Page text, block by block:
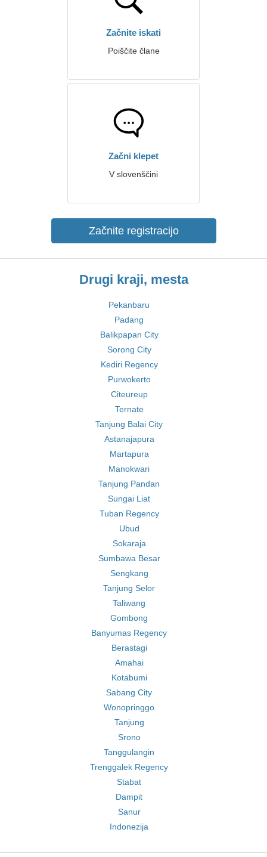
Začnite iskati
Poiščite člane
Začni klepet
V slovenščini
Začnite registracijo
Drugi kraji, mesta
Pekanbaru
Padang
Balikpapan City
Sorong City
Kediri Regency
Purwokerto
Citeureup
Ternate
Tanjung Balai City
Astanajapura
Martapura
Manokwari
Tanjung Pandan
Sungai Liat
Tuban Regency
Ubud
Sokaraja
Sumbawa Besar
Sengkang
Tanjung Selor
Taliwang
Gombong
Banyumas Regency
Berastagi
Amahai
Kotabumi
Sabang City
Wonopringgo
Tanjung
Srono
Tanggulangin
Trenggalek Regency
Stabat
Dampit
Sanur
Indonezija